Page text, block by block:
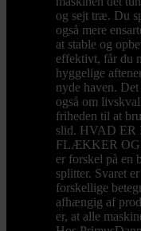
og sejt træ. Du
også mere
at stable og
effektivt, får du
hyggelige
nyde haven.
også om
friheden til at
slid. HVAD
FLÆKKER OG
er forskel på en
splitter. Svaret
forskellige
afhængig af
er, at alle